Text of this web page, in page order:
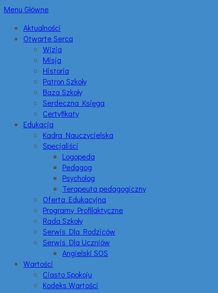
Menu Główne
Aktualności
Otwarte Serca
Wizja
Misja
Historia
Patron Szkoły
Baza Szkoły
Serdeczna Księga
Certyfikaty
Edukacja
Kadra Nauczycielska
Specjaliści
Logopeda
Pedagog
Psycholog
Terapeuta pedagogiczny
Oferta Edukacyjna
Programy Profilaktyczne
Rada Szkoły
Serwis Dla Rodziców
Serwis Dla Uczniów
Angielski SOS
Wartości
Ciasto Spokoju
Kodeks Wartości